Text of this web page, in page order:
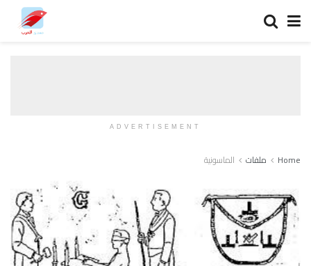
ADVERTISEMENT
Home ملفات الماسونية